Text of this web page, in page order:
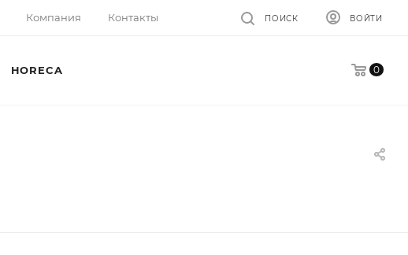
Компания Контакты ВОЙТИ
ПОИСК
0
HORECA